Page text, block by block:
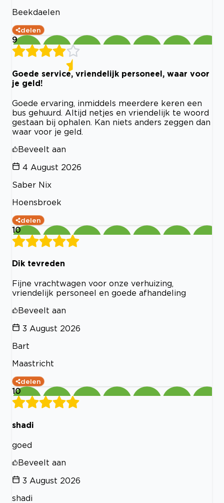
Beekdaelen
delen
9
Goede service, vriendelijk personeel, waar voor
je geld!
Goede ervaring, inmiddels meerdere keren een
bus gehuurd. Altijd netjes en vriendelijk te woord
gestaan bij ophalen. Kan niets anders zeggen dan
waar voor je geld.
Beveelt aan
4 August 2026
Saber Nix
Hoensbroek
delen
10
Dik tevreden
Fijne vrachtwagen voor onze verhuizing,
vriendelijk personeel en goede afhandeling
Beveelt aan
3 August 2026
Bart
Maastricht
delen
10
shadi
goed
Beveelt aan
3 August 2026
shadi